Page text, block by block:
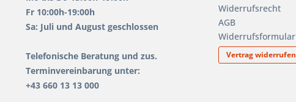
Fr 10:00h-19:00h
Sa: Juli und August geschlossen
Telefonische Beratung und zus.
Terminvereinbarung unter:
+43 660 13 13 000
Widerrufsrecht
AGB
Widerrufsformular
Vertrag widerrufen